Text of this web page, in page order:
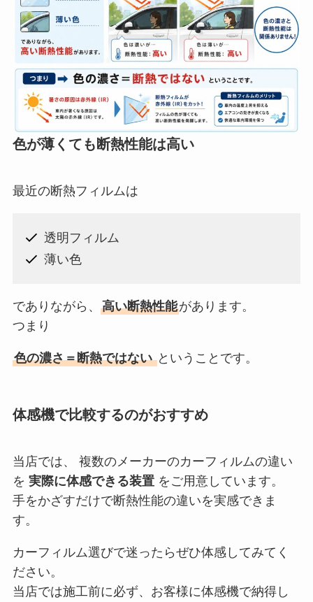
色が薄くても断熱性能は高い
最近の断熱フィルムは
透明フィルム
薄い色
でありながら、 高い断熱性能があります。
つまり
色の濃さ＝断熱ではない ということです。
体感機で比較するのがおすすめ
当店では、 複数のメーカーのカーフィルムの違い
を 実際に体感できる装置をご用意しています。
手をかざすだけで断熱性能の違いを実感できま
す。
カーフィルム選びで迷ったらぜひ体感してみてく
ださい。
当店では施工前に必ず、お客様に体感機で納得し